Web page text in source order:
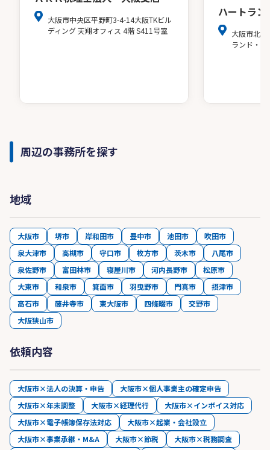
大阪市中央区平野町3-4-14大阪TKビル
ディング 天翔オフィス 4階 S411号室
ハートラ
大阪市北
ランド・
周辺の事務所を探す
地域
大阪市 堺市 岸和田市 豊中市 池田市
吹田市
泉大津市
高槻市 守口市 枚方市 茨木市
八尾市
泉佐野市
富田林市 寝屋川市 河内長野市
松原市
大東市
和泉市 箕面市 羽曳野市 門真市
摂津市
高石市
藤井寺市 東大阪市 四條畷市
交野市
大阪狭山市
依頼内容
大阪市×法人の決算・申告
大阪市×個人事業主の確定申告
大阪市×年末調整
大阪市×経理代行
大阪市×インボイス対応
大阪市×電子帳簿保存法対応
大阪市×起業・会社設立
大阪市×事業承継・M&A
大阪市×節税
大阪市×税務調査